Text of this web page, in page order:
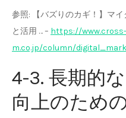
参照: 【バズりのカギ！】マ
と活用 … – https://www.cross-
m.co.jp/column/
4-3. 長期的
向上のため